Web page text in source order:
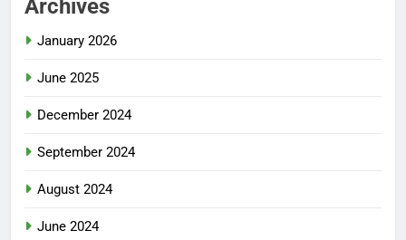
Archives
January 2026
June 2025
December 2024
September 2024
August 2024
June 2024